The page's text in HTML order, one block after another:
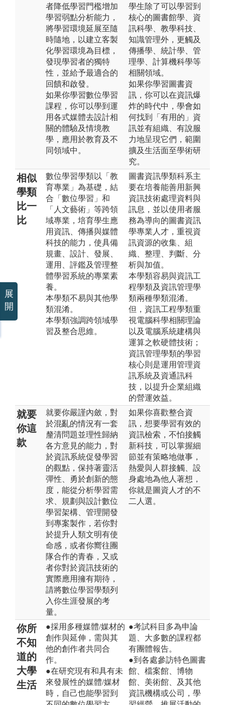
者降低學習門檻增加
學習弱點分析能力，
將學習環境延展至隨
時隨地，以建立客製
化學習環境為目標，
發現學習者的獨特
性，並給予最適合的
回饋和啟發。
如果你學習數位學習
課程，你可以學到運
用各式媒體去設計相
關的體驗及情境教
學，應用於教育及不
同領域中。
學生除了可以學習到
核心的圖書館學、資
訊科學、教學科技、
知識管理外，更觸及
傳播學、統計學、管
理學、計算機科學等
相關領域。
如果你學習圖書資
訊，你可以在資訊爆
炸的時代中，學會如
何找到「有用的」資
訊並有組織、有說服
力地呈現它們，範圍
擴及生活面至學術研
究。
相似
學類
比一
比
數位學習學類以「教
育專業」為基礎，結
合「數位學習」和
「人文藝術」等跨領
域專業，培育學生應
用資訊、傳播與媒體
科技的能力，使具備
規畫、設計、發展、
運用、評鑑及管理整
體學習系統的專業素
養。
本學類不易與其他學
類混淆。
本學類強調跨領域學
習及整合思維。
圖書資訊學類科系主
要在培養能善用新興
資訊技術處理資料與
訊息，並以使用者服
務為導向的圖書資訊
學專業人才，重視資
訊資源的收集、組
織、整理、判斷、分
析與加值。
本學類容易與資訊工
程學類及資訊管理學
類兩種學類混淆。
但，資訊工程學類重
視電腦科學相關理論
以及電腦系統建構與
運算之軟硬體技術；
資訊管理學類的學習
核心則是運用管理資
訊系統及資通訊科
技，以提升企業組織
的營運效益。
就要
你這
款
就要你嚴謹內斂，對
於混亂的情況有一套
釐清問題並理性歸納
各方意見的能力，對
於資訊系統促發學習
的觀點，保持著靈活
彈性、勇於創新的態
度，能從分析學習需
求、規劃與設計數位
學習架構、管理開發
到專案製作，若你對
於提升人類文明有使
命感，或者你嚮往團
隊合作的青春，又或
者你對於資訊技術的
實際應用擁有期待，
請將數位學習學類列
入你生涯發展的考
量。
如果你喜歡整合資
訊，想要學習有效的
資訊檢索，不怕接觸
新科技，可以掌握細
節並有策略地做事，
熱愛與人群接觸、設
身處地為他人著想，
你就是圖資人才的不
二人選。
你所
不知
道的
大學
生活
●採用多種媒體/媒材的
創作與延伸，需與其
他的創作者共同合
作。
●在研究現有和具有未
來發展性的媒體/媒材
時，自己也能學習到
●考試科目多為申論
題、大多數的課程都
有團體報告。
●到各處參訪特色圖書
館、檔案館、博物
館、美術館、及其他
資訊機構或公司，學
展
開